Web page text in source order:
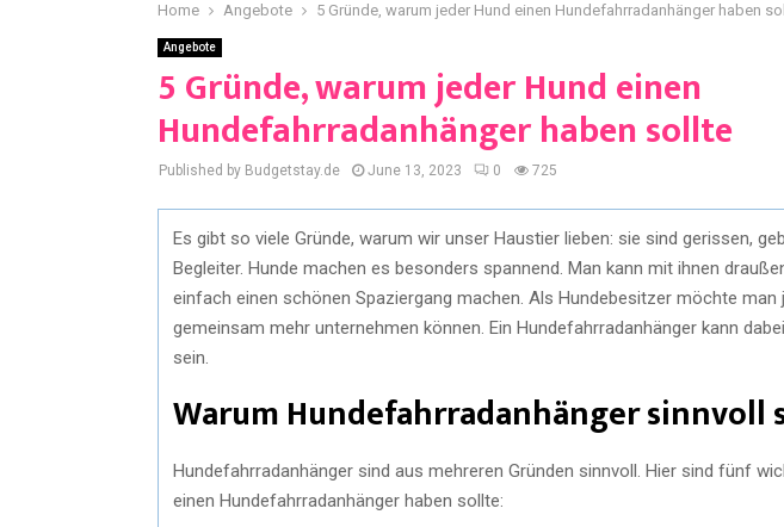
Home Angebote 5 Gründe, warum jeder Hund einen Hundefahrradanhänger haben
Angebote
5 Gründe, warum jeder Hund einen
Hundefahrradanhänger haben sollte
Published by Budgetstay.de June 13, 2023 0 725
Es gibt so viele Gründe, warum wir unser Haustier lieben: sie sind gerissen,
Begleiter. Hunde machen es besonders spannend. Man kann mit ihnen
einfach einen schönen Spaziergang machen. Als Hundebesitzer möchte man
gemeinsam mehr unternehmen können. Ein Hundefahrradanhänger kann
sein.
Warum Hundefahrradanhänger sinnvoll
Hundefahrradanhänger sind aus mehreren Gründen sinnvoll. Hier sind fünf
einen Hundefahrradanhänger haben sollte: